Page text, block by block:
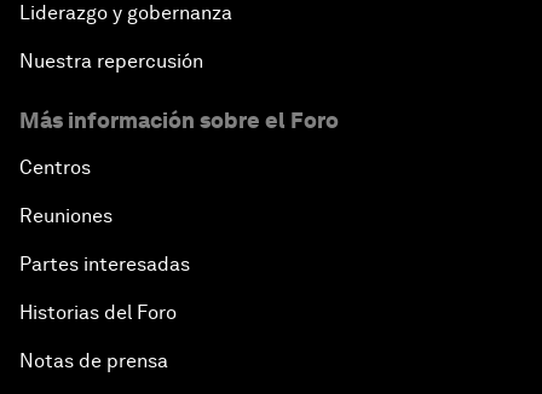
Liderazgo y gobernanza
Nuestra repercusión
Más información sobre el Foro
Centros
Reuniones
Partes interesadas
Historias del Foro
Notas de prensa